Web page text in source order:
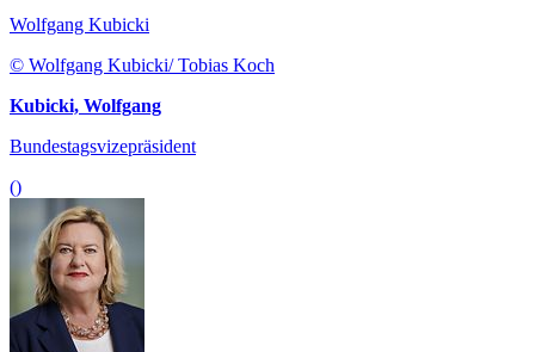
Wolfgang Kubicki
© Wolfgang Kubicki/ Tobias Koch
Kubicki, Wolfgang
Bundestagsvizepräsident
()